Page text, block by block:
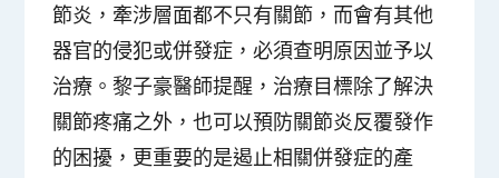
節炎，牽涉層面都不只有關節，而會有其他
器官的侵犯或併發症，必須查明原因並予以
治療。黎子豪醫師提醒，治療目標除了解決
關節疼痛之外，也可以預防關節炎反覆發作
的困擾，更重要的是遏止相關併發症的產